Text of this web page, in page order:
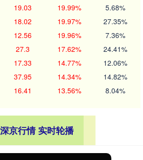
19.03 19.99% 5.68%
18.02 19.97% 27.35%
12.56 19.96% 7.36%
27.3 17.62% 24.41%
17.33 14.77% 12.06%
37.95 14.34% 14.82%
16.41 13.56% 8.04%
京行情 实时轮播